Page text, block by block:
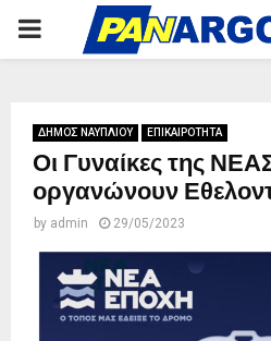
PRIMARY
ΔΗΜΟΣ ΝΑΥΠΛΙΟΥ ΕΠΙΚΑΙΡΟΤΗΤΑ
Οι Γυναίκες της
οργανώνουν
by admin 29/05/2023